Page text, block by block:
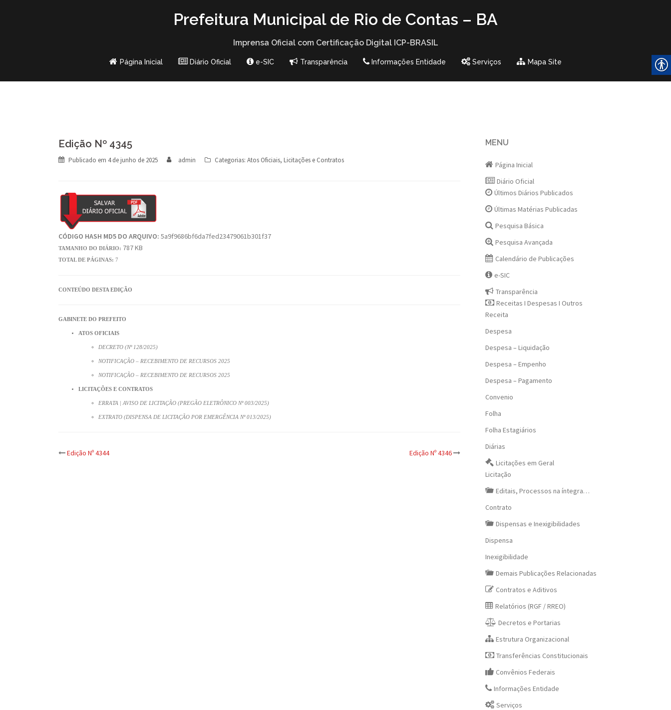
Prefeitura Municipal de Rio de Contas – BA
Imprensa Oficial com Certificação Digital ICP-BRASIL
Página Inicial Diário Oficial e-SIC Transparência Informações Entidade Serviços Mapa Site
Edição Nº 4345
Publicado em 4 de junho de 2025 admin Categorias: Atos Oficiais, Licitações e Contratos
CÓDIGO HASH MD5 DO ARQUIVO: 5a9f9686bf6da7fed23479061b301f37
TAMANHO DO DIÁRIO: 787 KB
TOTAL DE PÁGINAS: 7
CONTEÚDO DESTA EDIÇÃO
GABINETE DO PREFEITO
ATOS OFICIAIS
DECRETO (Nº 128/2025)
NOTIFICAÇÃO – RECEBIMENTO DE RECURSOS 2025
NOTIFICAÇÃO – RECEBIMENTO DE RECURSOS 2025
LICITAÇÕES E CONTRATOS
ERRATA | AVISO DE LICITAÇÃO (PREGÃO ELETRÔNICO Nº 003/2025)
EXTRATO (DISPENSA DE LICITAÇÃO POR EMERGÊNCIA Nº 013/2025)
Post
Edição Nº 4344 Edição Nº 4346
MENU
Página Inicial
Diário Oficial
Últimos Diários Publicados
Últimas Matérias Publicadas
Pesquisa Básica
Pesquisa Avançada
Calendário de Publicações
e-SIC
Transparência
Receitas I Despesas I Outros
Receita
Despesa
Despesa – Liquidação
Despesa – Empenho
Despesa – Pagamento
Convenio
Folha
Folha Estagiários
Diárias
Licitações em Geral
Licitação
Editais, Processos na íntegra…
Contrato
Dispensas e Inexigibilidades
Dispensa
Inexigibilidade
Demais Publicações Relacionadas
Contratos e Aditivos
Relatórios (RGF / RREO)
Decretos e Portarias
Estrutura Organizacional
Transferências Constitucionais
Convênios Federais
Informações Entidade
Serviços